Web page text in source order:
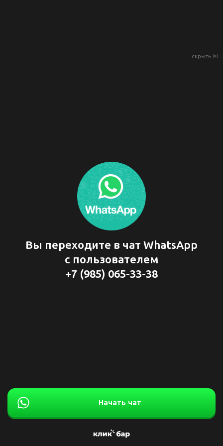
скрыть ☒
Вы переходите в чат WhatsApp
с пользователем
+7 (985) 065-33-38
Начать чат